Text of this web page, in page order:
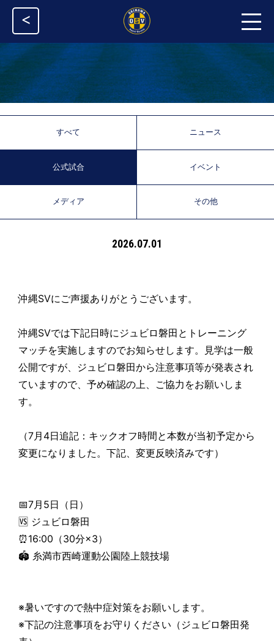
<
すべて ニュース
公式試合 イベント
メディア その他
2026.07.01
沖縄SVにご声援ありがとうございます。
沖縄SVでは下記日時にジュビロ磐田とトレーニング
マッチを実施しますのでお知らせします。見学は一般
公開ですが、ジュビロ磐田から注意事項等が発表され
ていますので、予め確認の上、ご協力をお願いしま
す。
（7月4日追記：キックオフ時間と本数が当初予定から
変更になりました。下記、変更反映済みです）
📅7月5日（日）
🆚 ジュビロ磐田
⏰16:00（30分×3）
🏟 糸満市西崎運動公園陸上競技場
※暑いですので熱中症対策をお願いします。
※下記の注意事項をお守りください（ジュビロ磐田発